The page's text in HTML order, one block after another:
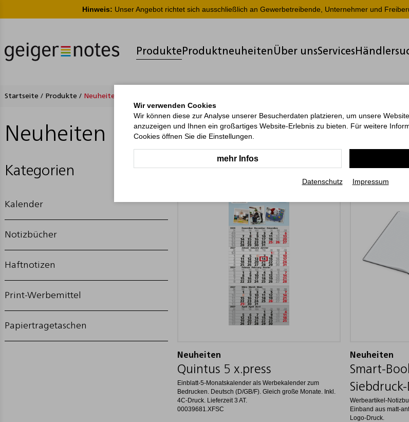
Hinweis: Unser Angebot richtet sich ausschließlich an Gewerbetreibende, Unternehmer und
ProdukteProduktneuheiten Über unsServices
Startseite / Produkte / Neuheiten
Neuheiten
Kategorien
Kalender
Notizbücher
Haftnotizen
Print-Werbemittel
Papiertragetaschen
Neuheiten
Quintus 5 x.press
Einblatt-5-Monatskalender als Werbekalender zum
Bedrucken. Deutsch (D/GB/F). Gleich große Monate. Inkl.
4C-Druck. Lieferzeit 3 AT.
00039681.XFSC
Neuheiten
Smart-
Werbeartikel-
Einband aus matt-
Logo-Druck.
Wir verwenden Cookies
Wir können diese zur Analyse unserer Besucherdaten platzieren, um unsere
anzuzeigen und Ihnen ein großartiges Website-Erlebnis zu bieten. Für weitere
Cookies öffnen Sie die Einstellungen.
mehr Infos
Datenschutz Impressum